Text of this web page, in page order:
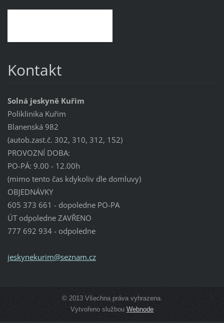
Kontakt
Solná jeskyně Kuřim
Poliklinika Kuřim
Blanenská 982
(autob.zast.č. 302, 310, 312, 152)
PROVOZNÍ DOBA:
PO-PÁ: 9.00 - 12.00h
(mimo tento čas kdykoliv dle domluvy)
OBJEDNÁVKY
605 373 661 - dopoledne PO-PA
ÚT odpoledne ZAVŘENO
777 692 934 - odpoledne
jeskynekurim@seznam.cz
© 2013 Všechna práva vyhrazena.
Vytvořeno službouWebnode